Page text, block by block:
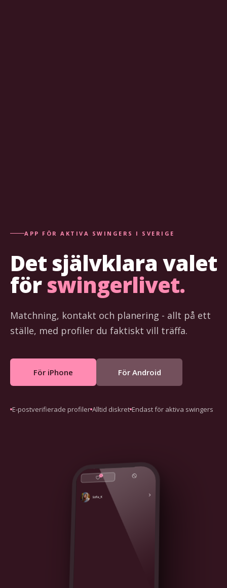
APP FÖR AKTIVA SWINGERS I SVERIGE
Det självklara valet
förswingerlivet.
Matchning, kontakt och planering - allt på ett
ställe, med profiler du faktiskt vill träffa.
För iPhone För Android
E-postverifierade profiler Alltid diskret Endast för aktiva swingers